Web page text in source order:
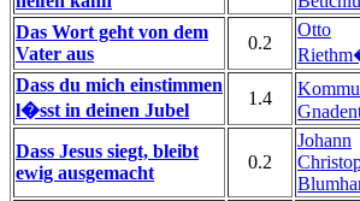
Das Wort geht von dem
Vater aus
0.2
Otto
Dass du mich einstimmen
l�sst in deinen Jubel
1.4
Dass Jesus siegt, bleibt
ewig ausgemacht
0.2
Johann